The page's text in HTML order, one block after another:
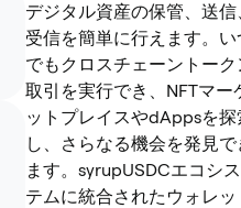
デジタル資産の保管、送信
受信を簡単に行えます。い
でもクロスチェーントーク
取引を実行でき、NFTマー
ットプレイスやdAppsを探
し、さらなる機会を発見で
ます。syrupUSDCエコシス
テムに統合されたウォレッ